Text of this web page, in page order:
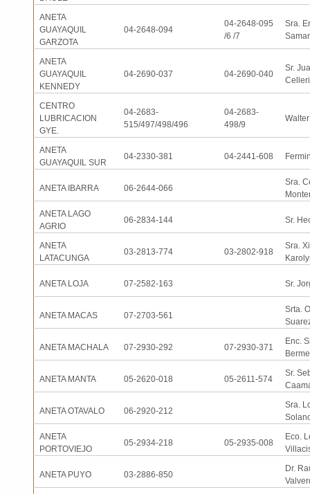
ANETA
GUAYAQUIL
GARZOTA
04-2648-094
04-2648-095
/6 /7
Sra.
ANETA
GUAYAQUIL
KENNEDY
04-2690-037 04-2690-040
Sr.
Celleri
CENTRO
LUBRICACION
GYE.
04-2683-
515/497/498/496
04-2683-
498/9
ANETA
GUAYAQUIL SUR
04-2330-381 04-2441-608
ANETA IBARRA 06-2644-066
Sra.
ANETA LAGO
AGRIO
06-2834-144 Sr.
ANETA
LATACUNGA
03-2813-774 03-2802-918
Sra.
ANETA LOJA 07-2582-163 Sr.
ANETA MACAS 07-2703-561
Srta.
ANETA MACHALA 07-2930-292 07-2930-371
Enc.
ANETA MANTA 05-2620-018 05-2611-574
Sr.
ANETA OTAVALO 06-2920-212
Sra.
ANETA
PORTOVIEJO
05-2934-218 05-2935-008
Eco.
ANETA PUYO 03-2886-850
Dr.